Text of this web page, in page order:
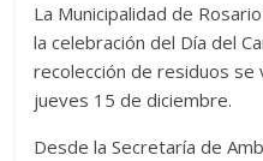
La Municipalidad de
la celebración del Día del
recolección de residuos
jueves 15 de diciembre.
Desde la Secretaría de